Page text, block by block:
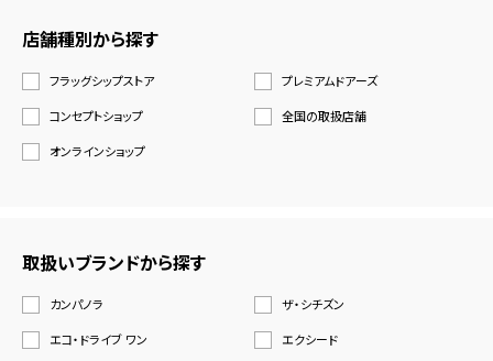
店舗種別から探す
フラッグシップストア
プレミアムドアーズ
コンセプトショップ
全国の取扱店舗
オンラインショップ
取扱いブランドから探す
カンパノラ
ザ・シチズン
エコ・ドライブ ワン
エクシード